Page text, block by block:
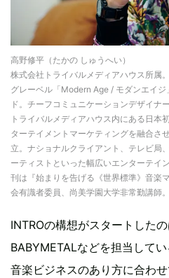
高野修平（たかの しゅうへい）
株式会社トライバルメディアハウス所属
グレーベル「Modern Age / モダンエイ
ド。チーフコミュニケーションデザイナ
トライバルメディアハウス内にある日本
ターテイメントマーケティングを融合さ
立。ナショナルクライアント、テレビ局
ーティストといった幅広いエンターテイ
刊は『始まりを告げる《世界標準》音楽
会有識者委員、尚美学園大学非常勤講師。‬
INTROの構想がスタートしたの
BABYMETALなどを担当して
音楽ビジネスのあり方に合わ